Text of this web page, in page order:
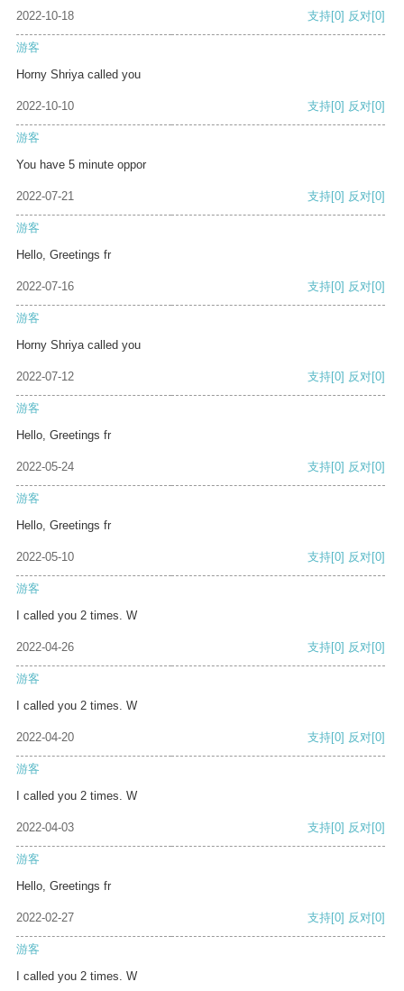
2022-10-18 支持[0] 反对[0]
游客
Horny Shriya called you
2022-10-10 支持[0] 反对[0]
游客
You have 5 minute oppor
2022-07-21 支持[0] 反对[0]
游客
Hello, Greetings fr
2022-07-16 支持[0] 反对[0]
游客
Horny Shriya called you
2022-07-12 支持[0] 反对[0]
游客
Hello, Greetings fr
2022-05-24 支持[0] 反对[0]
游客
Hello, Greetings fr
2022-05-10 支持[0] 反对[0]
游客
I called you 2 times. W
2022-04-26 支持[0] 反对[0]
游客
I called you 2 times. W
2022-04-20 支持[0] 反对[0]
游客
I called you 2 times. W
2022-04-03 支持[0] 反对[0]
游客
Hello, Greetings fr
2022-02-27 支持[0] 反对[0]
游客
I called you 2 times. W